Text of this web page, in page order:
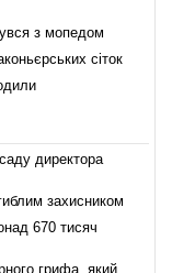
з мопедом
сіток
директора
захисником
670 тисяч
грифа, який